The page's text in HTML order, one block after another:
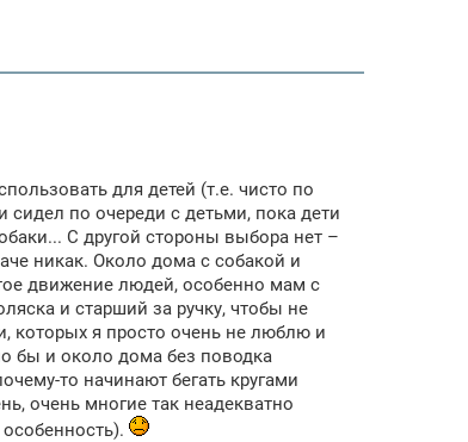
для детей (т.е. чисто по
по очереди с детьми, пока дети
С другой стороны выбора нет –
никак. Около дома с собакой и
движение людей, особенно мам с
и старший за ручку, чтобы не
которых я просто очень не люблю и
бы и около дома без поводка
то начинают бегать кругами
очень многие так неадекватно